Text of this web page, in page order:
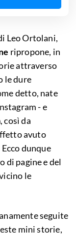
Leo Ortolani,
ripropone, in
attraverso
le dure
detto, nate
- e
, così da
avuto
dunque
di pagine e del
le
seguite
mini storie,